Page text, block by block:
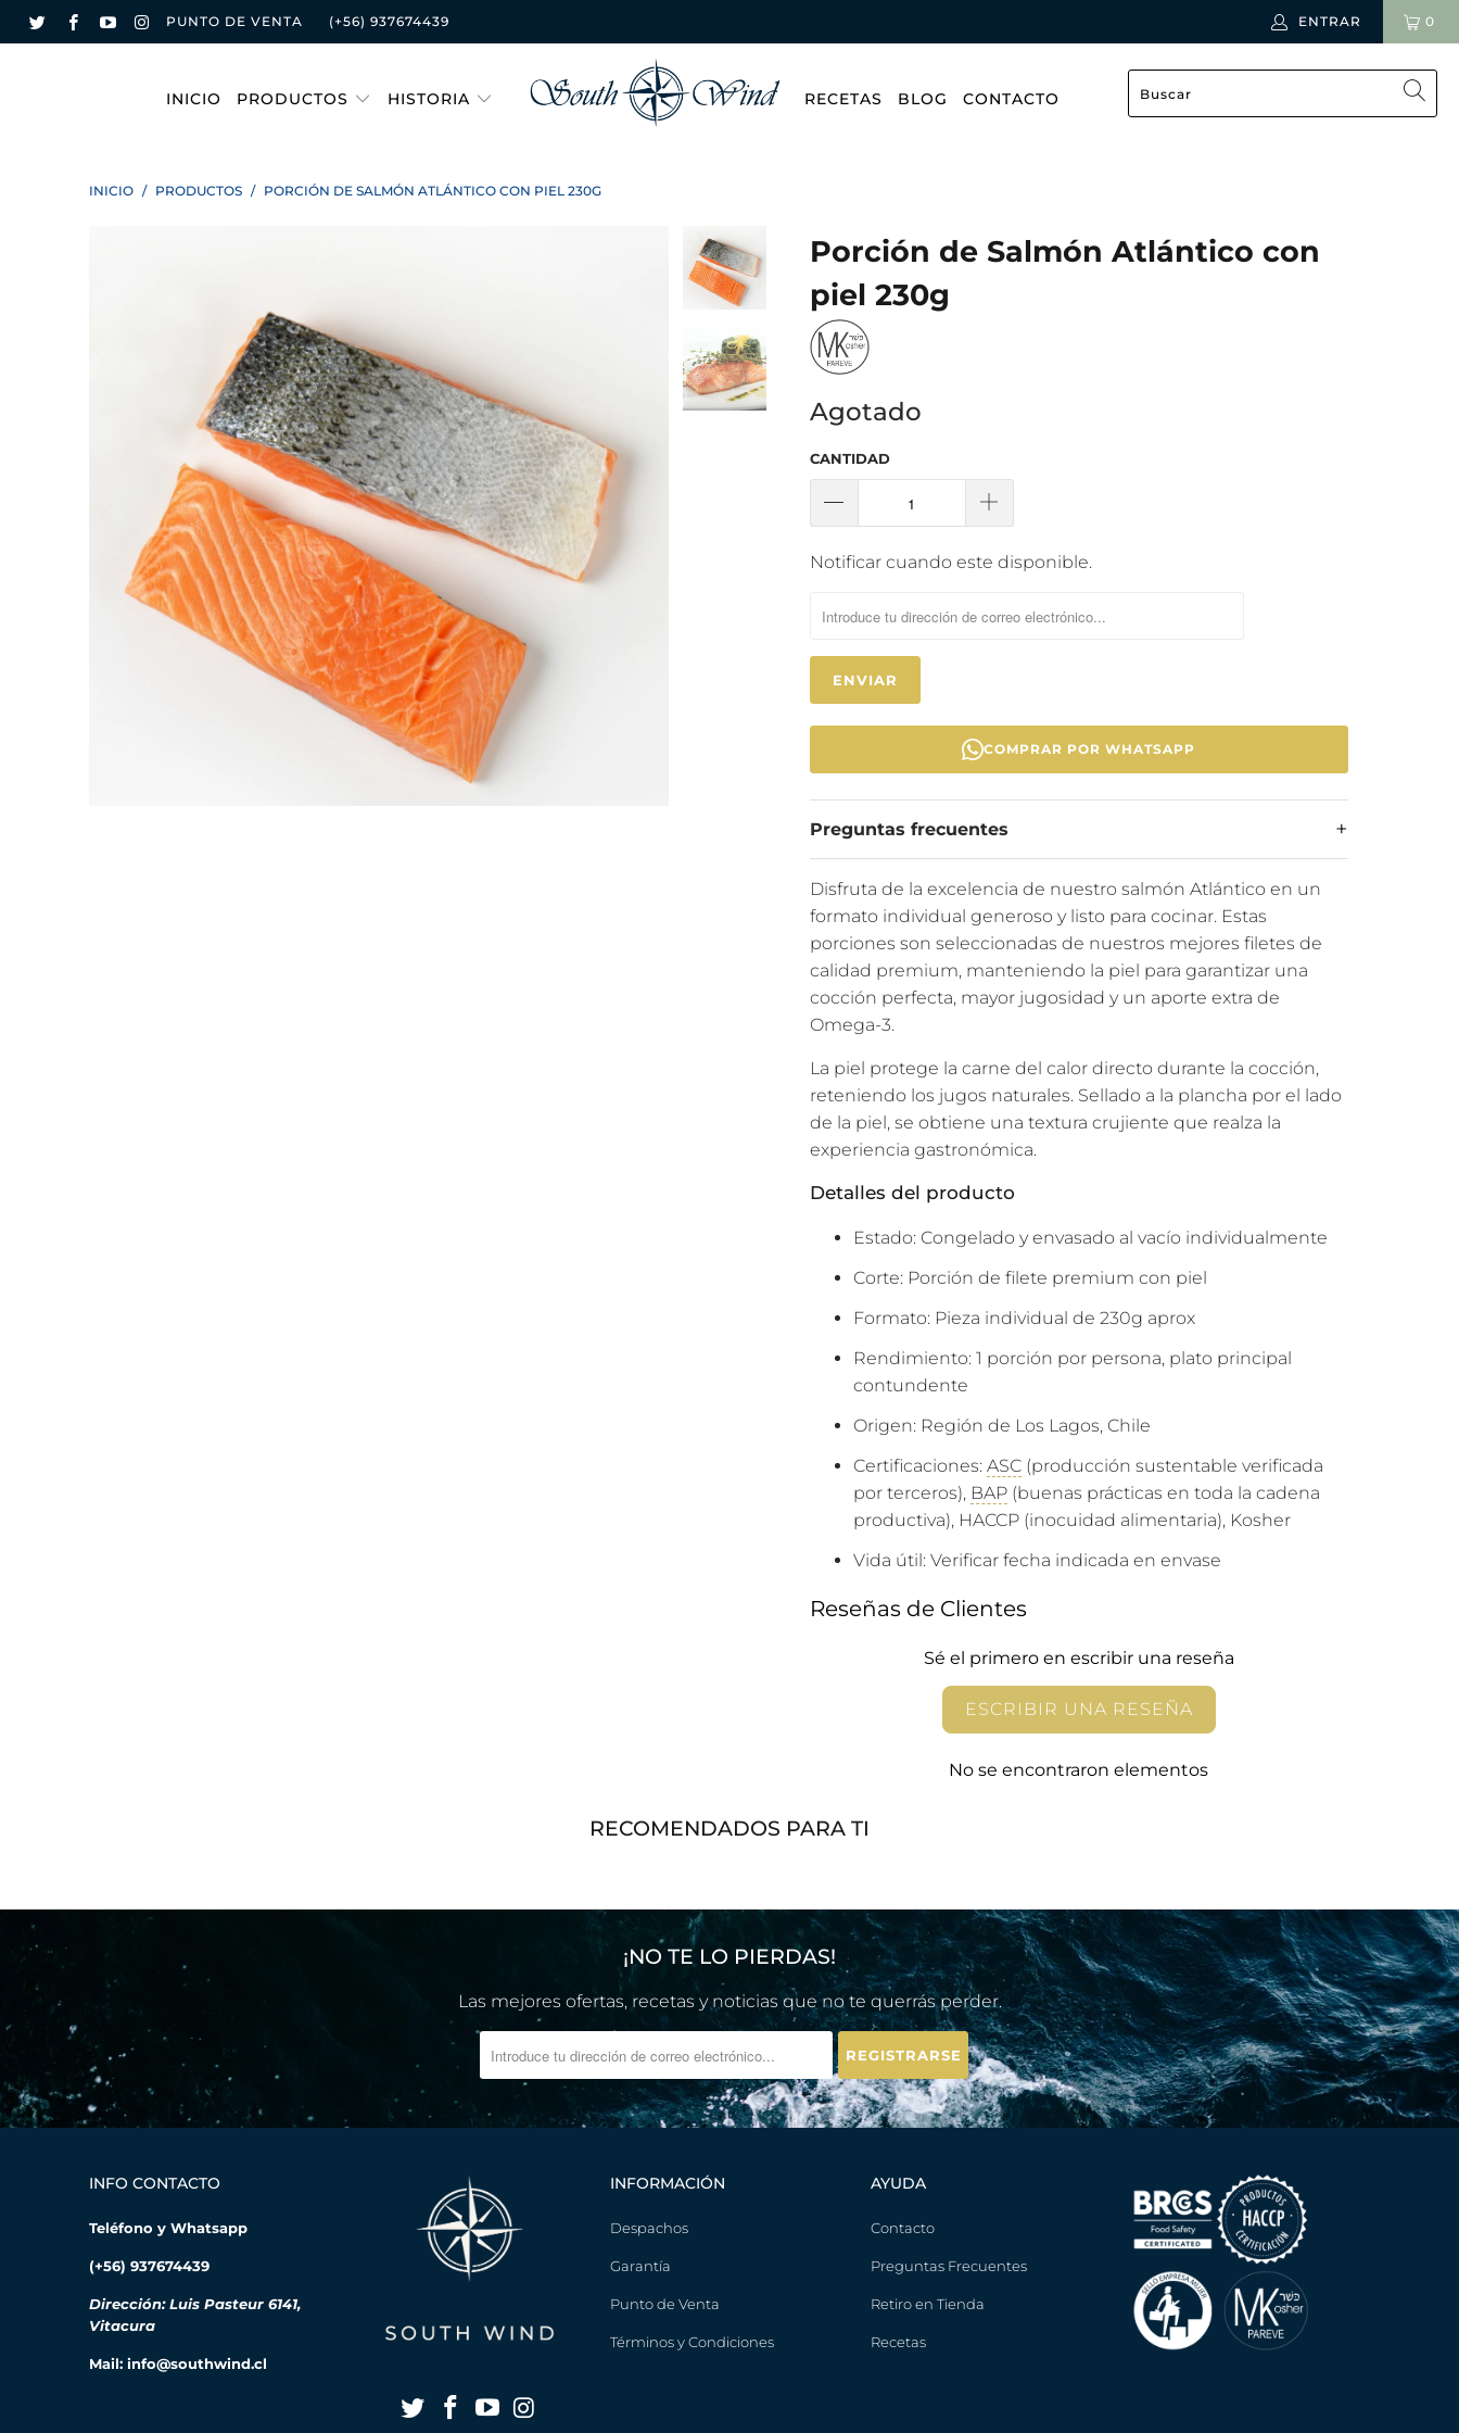
PUNTO DE VENTA (+56) 937674439 ENTRAR 0
INICIO PRODUCTOS HISTORIA RECETAS BLOG CONTACTO
INICIO / PRODUCTOS / PORCIÓN DE SALMÓN ATLÁNTICO CON PIEL 230G
Porción de Salmón Atlántico con
piel 230g
Agotado
CANTIDAD
T
A
I
O
N
M
I
S
S
I
N
G
E
S
.
P
R
O
R
T
I
N
:
Notificar cuando este disponible.
COMPRAR POR WHATSAPP
Preguntas frecuentes
Disfruta de la excelencia de nuestro salmón Atlántico en un
formato individual generoso y listo para cocinar. Estas
porciones son seleccionadas de nuestros mejores filetes de
calidad premium, manteniendo la piel para garantizar una
cocción perfecta, mayor jugosidad y un aporte extra de
Omega-3.
La piel protege la carne del calor directo durante la cocción,
reteniendo los jugos naturales. Sellado a la plancha por el lado
de la piel, se obtiene una textura crujiente que realza la
experiencia gastronómica.
Detalles del producto
Estado: Congelado y envasado al vacío individualmente
Corte: Porción de filete premium con piel
Formato: Pieza individual de 230g aprox
Rendimiento: 1 porción por persona, plato principal
contundente
Origen: Región de Los Lagos, Chile
Certificaciones: ASC(producción sustentable verificada
por terceros), BAP(buenas prácticas en toda la cadena
productiva), HACCP (inocuidad alimentaria), Kosher
Vida útil: Verificar fecha indicada en envase
Reseñas de Clientes
Sé el primero en escribir una reseña
ESCRIBIR UNA RESEÑA
No se encontraron elementos
RECOMENDADOS PARA TI
¡NO TE LO PIERDAS!
Las mejores ofertas, recetas y noticias que no te querrás perder.
INFO CONTACTO
Teléfono y Whatsapp
(+56) 937674439
Dirección: Luis Pasteur 6141,
Vitacura
Mail: info@southwind.cl
INFORMACIÓN
Despachos
Garantía
Punto de Venta
Términos y Condiciones
AYUDA
Contacto
Preguntas Frecuentes
Retiro en Tienda
Recetas